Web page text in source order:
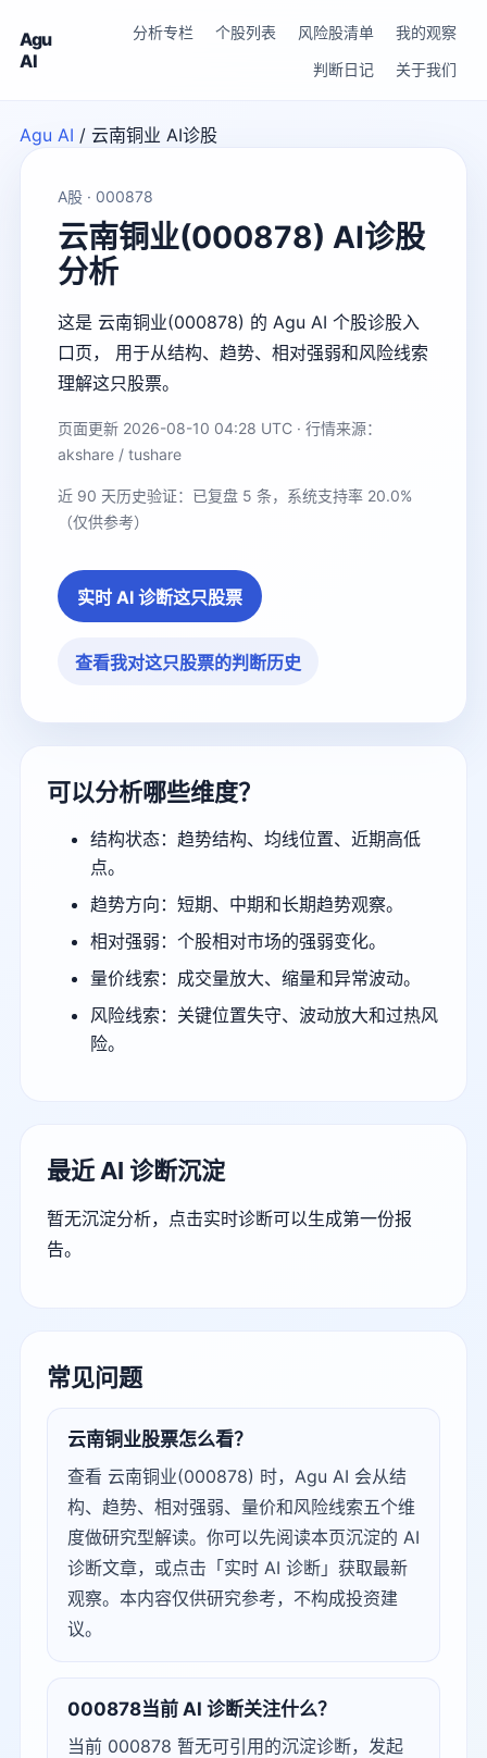
Agu
AI
分析专栏 个股列表 风险股清单
我的观察
判断日记
关于我们
Agu AI / 云南铜业 AI诊股
A股 · 000878
云南铜业(000878) AI诊股
分析
这是 云南铜业(000878) 的 Agu AI 个股诊股入
口页， 用于从结构、趋势、相对强弱和风险线索
理解这只股票。
页面更新 2026-08-10 04:28 UTC · 行情来源：
akshare / tushare
近 90 天历史验证：已复盘 5 条，系统支持率 20.0%
（仅供参考）
实时 AI 诊断这只股票
查看我对这只股票的判断历史
可以分析哪些维度？
结构状态：趋势结构、均线位置、近期高低
点。
趋势方向：短期、中期和长期趋势观察。
相对强弱：个股相对市场的强弱变化。
量价线索：成交量放大、缩量和异常波动。
风险线索：关键位置失守、波动放大和过热风
险。
最近 AI 诊断沉淀
暂无沉淀分析，点击实时诊断可以生成第一份报
告。
常见问题
云南铜业股票怎么看？
查看 云南铜业(000878) 时，Agu AI 会从结
构、趋势、相对强弱、量价和风险线索五个维
度做研究型解读。你可以先阅读本页沉淀的 AI
诊断文章，或点击「实时 AI 诊断」获取最新
观察。本内容仅供研究参考，不构成投资建
议。
000878当前 AI 诊断关注什么？
当前 000878 暂无可引用的沉淀诊断，发起